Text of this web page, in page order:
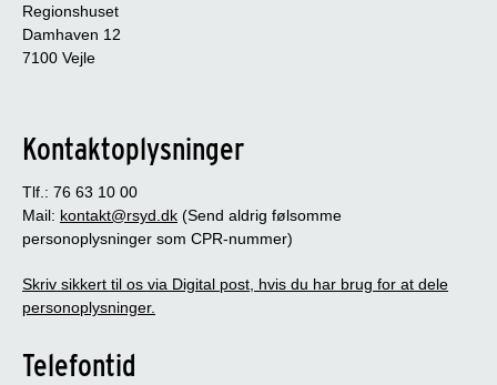
Regionshuset
Damhaven 12
7100 Vejle
Kontaktoplysninger
Tlf.: 76 63 10 00
Mail: kontakt@rsyd.dk (Send aldrig følsomme
personoplysninger som CPR-nummer)
Skriv sikkert til os via Digital post, hvis du har brug for at dele
personoplysninger.
Telefontid